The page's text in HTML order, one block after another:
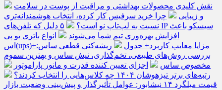
نقش کلیدی محصولات بهداشتی و مراقبت از پوست در سلامت
و زیبایی
چرا خرید سرفیس کار کرده، انتخاب هوشمندانه‌تری
نسبت به لپ‌تاپ نو است؟
۵ دلیل که تلفن‌های IP سیسکو باعث
افزایش بهره‌وری تیم شما می‌شوند
انواع باتری یو پی
اس(ups)+مزایا معایب کاربرد+ جدول
ریشه‌کنی قطعی ساس:
بررسی روش‌های طبیعی، تخم‌گذاری، نیش ساس و بهترین سموم
مخصوص ساس
اجزای تعیین کننده قدرت و مانور پاراموتور
رتبه‌های برتر تیزهوشان ۱۴۰۴ چه کلاس‌هایی را انتخاب کردند؟
قیمت میلگرد ۱۴ نیشابور: عوامل تأثیرگذار و پیش‌بینی وضعیت بازار